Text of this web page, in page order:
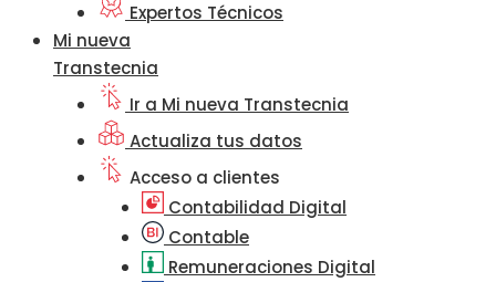
Expertos Técnicos
Mi nueva
Transtecnia
Ir a Mi nueva Transtecnia
Actualiza tus datos
Acceso a clientes
Contabilidad Digital
Contable
Remuneraciones Digital